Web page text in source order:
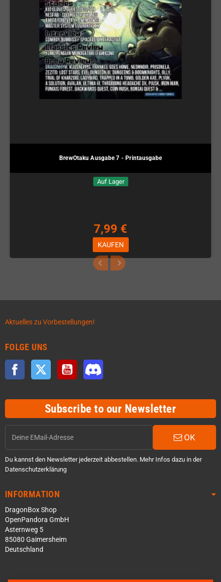
BrewOtaku Ausgabe 7 - Printausgabe
Auf Lager
7,99 €
KAUFEN
Aktuelles zu Vorbestellungen!
FOLGE UNS
Facebook Twitter YouTube
Subscribe to our Newsletter
OK
Du kannst den Newsletter jederzeit abbestellen. Mehr Infos dazu in der
Datenschutzerklärung
INFORMATION
DragonBox Shop
OpenPandora GmbH
Asternweg 5
85080 Gaimersheim
Deutschland